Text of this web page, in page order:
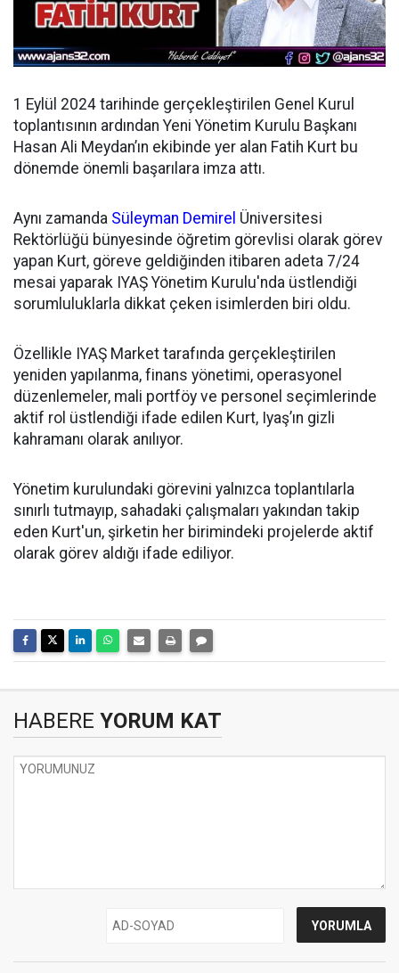
1 Eylül 2024 tarihinde gerçekleştirilen Genel Kurul
toplantısının ardından Yeni Yönetim Kurulu Başkanı
Hasan Ali Meydan’ın ekibinde yer alan Fatih Kurt bu
dönemde önemli başarılara imza attı.
Aynı zamanda Süleyman Demirel Üniversitesi
Rektörlüğü bünyesinde öğretim görevlisi olarak görev
yapan Kurt, göreve geldiğinden itibaren adeta 7/24
mesai yaparak IYAŞ Yönetim Kurulu'nda üstlendiği
sorumluluklarla dikkat çeken isimlerden biri oldu.
Özellikle IYAŞ Market tarafında gerçekleştirilen
yeniden yapılanma, finans yönetimi, operasyonel
düzenlemeler, mali portföy ve personel seçimlerinde
aktif rol üstlendiği ifade edilen Kurt, Iyaş’ın gizli
kahramanı olarak anılıyor.
Yönetim kurulundaki görevini yalnızca toplantılarla
sınırlı tutmayıp, sahadaki çalışmaları yakından takip
eden Kurt'un, şirketin her birimindeki projelerde aktif
olarak görev aldığı ifade ediliyor.
HABERE YORUM KAT